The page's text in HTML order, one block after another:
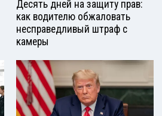
Десять дней на защиту прав:
как водителю обжаловать
несправедливый штраф с
камеры